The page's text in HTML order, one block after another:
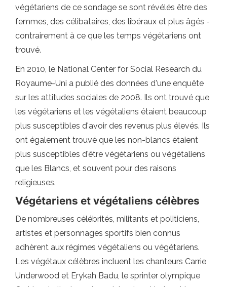
végétariens de ce sondage se sont révélés être des
femmes, des célibataires, des libéraux et plus âgés -
contrairement à ce que les temps végétariens ont
trouvé.
En 2010, le National Center for Social Research du
Royaume-Uni a publié des données d'une enquête
sur les attitudes sociales de 2008. Ils ont trouvé que
les végétariens et les végétaliens étaient beaucoup
plus susceptibles d'avoir des revenus plus élevés. Ils
ont également trouvé que les non-blancs étaient
plus susceptibles d'être végétariens ou végétaliens
que les Blancs, et souvent pour des raisons
religieuses.
Végétariens et végétaliens célèbres
De nombreuses célébrités, militants et politiciens,
artistes et personnages sportifs bien connus
adhèrent aux régimes végétaliens ou végétariens.
Les végétaux célèbres incluent les chanteurs Carrie
Underwood et Erykah Badu, le sprinter olympique